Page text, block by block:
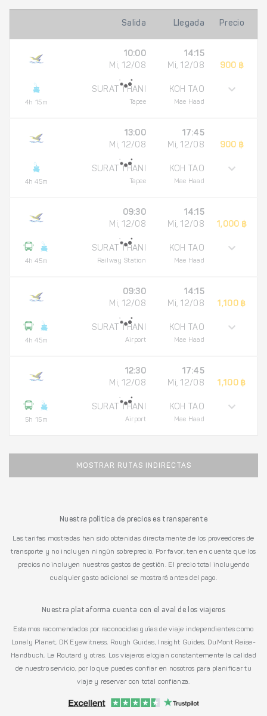
Salida Llegada Precio
4h 15m
10:00
Mi, 12/08
SURAT THANI
Tapee
14:15
Mi, 12/08
KOH TAO
Mae Haad
900 ฿
4h 45m
13:00
Mi, 12/08
SURAT THANI
Tapee
17:45
Mi, 12/08
KOH TAO
Mae Haad
900 ฿
4h 45m
09:30
Mi, 12/08
SURAT THANI
Railway Station
14:15
Mi, 12/08
KOH TAO
Mae Haad
1,000 ฿
4h 45m
09:30
Mi, 12/08
SURAT THANI
Airport
14:15
Mi, 12/08
KOH TAO
Mae Haad
1,100 ฿
5h 15m
12:30
Mi, 12/08
SURAT THANI
Airport
17:45
Mi, 12/08
KOH TAO
Mae Haad
1,100 ฿
MOSTRAR RUTAS INDIRECTAS
Nuestra política de precios es transparente
Las tarifas mostradas han sido obtenidas directamente de los proveedores de
transporte y no incluyen ningún sobreprecio. Por favor, ten en cuenta que los
precios no incluyen nuestros gastos de gestión. El precio total incluyendo
cualquier gasto adicional se mostrará antes del pago.
Nuestra plataforma cuenta con el aval de los viajeros
Estamos recomendados por reconocidas guías de viaje independientes como
Lonely Planet, DK Eyewitness, Rough Guides, Insight Guides, DuMont Reise-
Handbuch, Le Routard y otras. Los viajeros elogian constantemente la calidad
de nuestro servicio, por lo que puedes confiar en nosotros para planificar tu
viaje y reservar con total confianza.